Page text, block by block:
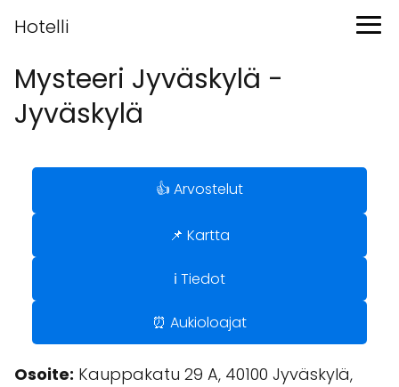
Hotelli
Mysteeri Jyväskylä -
Jyväskylä
👍 Arvostelut
📌 Kartta
ℹ️ Tiedot
⏰ Aukioloajat
Osoite: Kauppakatu 29 A, 40100 Jyväskylä,